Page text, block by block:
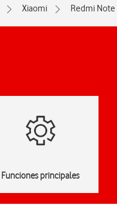
Xiaomi Redmi Note
Funciones principales